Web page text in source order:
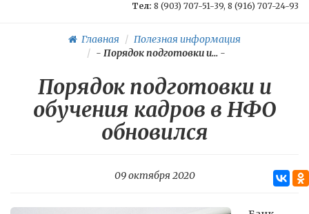
Тел: 8 (903) 707-51-39, 8 (916) 707-24-93
Главная
Полезная информация
- Порядок подготовки и... -
Порядок подготовки и
обучения кадров в НФО
обновился
09 октября 2020